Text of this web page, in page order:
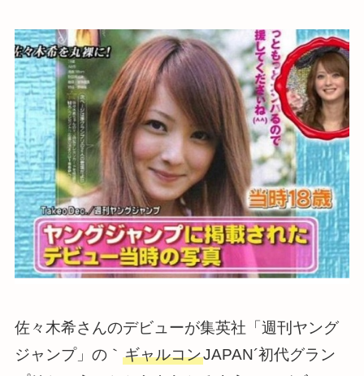
佐々木希さんのデビューが集英社「週刊ヤング
ジャンプ」の｀ ギャルコンJAPAN´初代グラン